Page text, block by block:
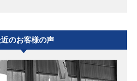
のお客様の声